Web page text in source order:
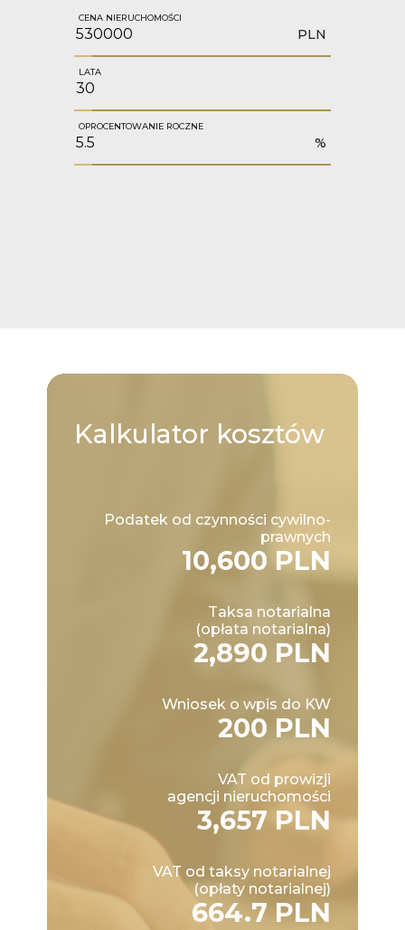
CENA NIERUCHOMOŚCI
PLN
LATA
OPROCENTOWANIE ROCZNE
%
Kalkulator kosztów
Podatek od czynności cywilno-
prawnych
10,600 PLN
Taksa notarialna
(opłata notarialna)
2,890 PLN
Wniosek o wpis do KW
200 PLN
VAT od prowizji
agencji nieruchomości
3,657 PLN
VAT od taksy notarialnej
(opłaty notarialnej)
664.7 PLN